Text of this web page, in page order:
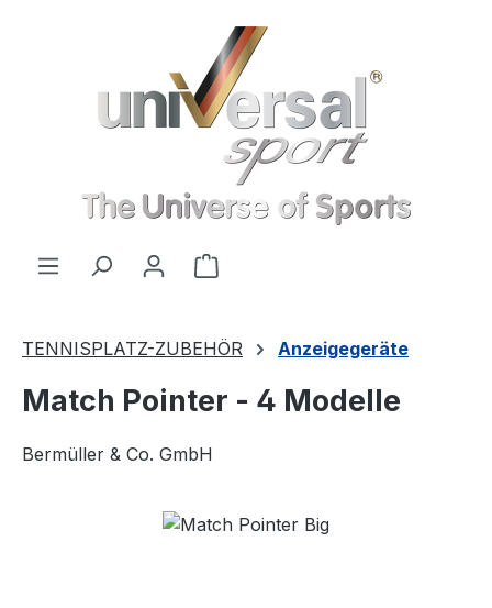
Warenkorb enthält 0
TENNISPLATZ-ZUBEHÖR Anzeigegeräte
Match Pointer - 4 Modelle
Bermüller & Co. GmbH
Bildergalerie überspringen